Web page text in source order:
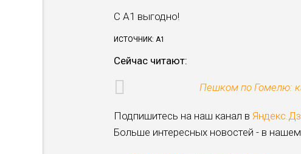
С А1 выгодно!
ИСТОЧНИК: А1
Сейчас читают:
Пешком по Гомелю:
Подпишитесь на наш канал в
Больше интересных новостей - в нашем